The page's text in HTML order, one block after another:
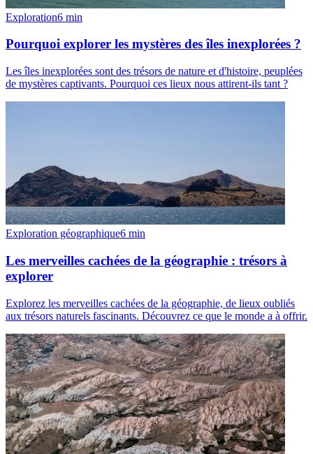
Exploration6 min
Pourquoi explorer les mystères des îles inexplorées ?
Les îles inexplorées sont des trésors de nature et d'histoire, peuplées
de mystères captivants. Pourquoi ces lieux nous attirent-ils tant ?
Exploration géographique6 min
Les merveilles cachées de la géographie : trésors à
explorer
Explorez les merveilles cachées de la géographie, de lieux oubliés
aux trésors naturels fascinants. Découvrez ce que le monde a à offrir.